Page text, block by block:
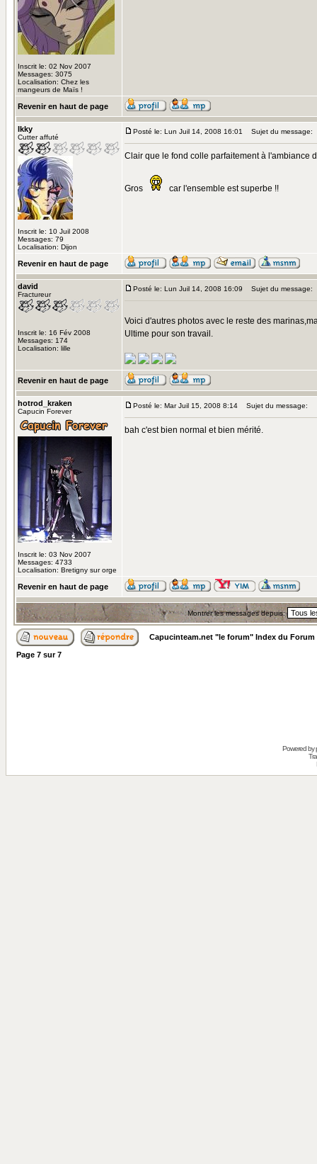
Inscrit le: 02 Nov 2007
Messages: 3075
Localisation: Chez les
mangeurs de Maïs !
Revenir en haut de page
Ikky
Cutter affuté
Inscrit le: 10 Juil 2008
Messages: 79
Localisation: Dijon
Posté le: Lun Juil 14, 2008 16:01 Sujet du message:
Clair que le fond colle parfaitement à l'ambiance
Gros car l'ensemble est superbe !!
Revenir en haut de page
david
Fractureur
Inscrit le: 16 Fév 2008
Messages: 174
Localisation: lille
Posté le: Lun Juil 14, 2008 16:09 Sujet du message:
Voici d'autres photos avec le reste des
Ultime pour son travail.
Revenir en haut de page
hotrod_kraken
Capucin Forever
Inscrit le: 03 Nov 2007
Messages: 4733
Localisation: Bretigny sur orge
Posté le: Mar Juil 15, 2008 8:14 Sujet du message:
bah c'est bien normal et bien mérité.
Revenir en haut de page
Montrer les messages depuis:
Capucinteam.net "le forum" Index du Forum
Page 7 sur7
Powered by